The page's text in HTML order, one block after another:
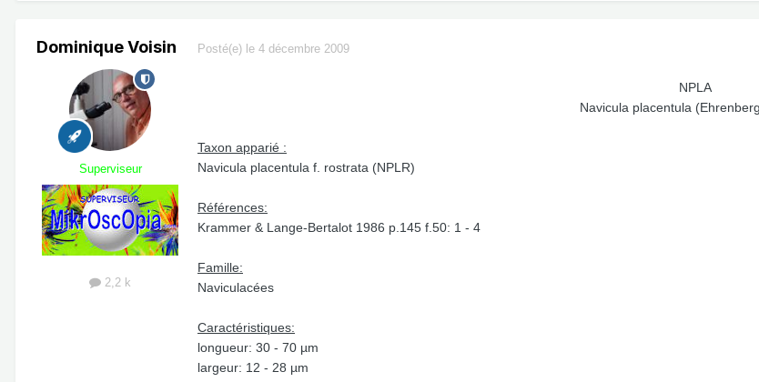
Dominique Voisin
Superviseur
2,2 k
Posté(e) le 4 décembre 2009
NPLA
Navicula placentula
Taxon apparié :
Navicula placentula f. rostrata (NPLR)
Références:
Krammer & Lange-Bertalot 1986 p.145 f.50: 1 - 4
Famille:
Naviculacées
Caractéristiques:
longueur: 30 - 70 µm
largeur: 12 - 28 µm